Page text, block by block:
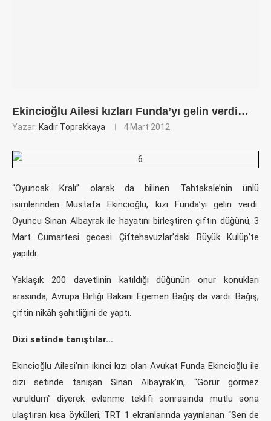
Ekincioğlu Ailesi kızları Funda’yı gelin verdi…
Yazar: Kadir Toprakkaya 4 Mart 2012
“Oyuncak Kralı” olarak da bilinen Tahtakale’nin ünlü
isimlerinden Mustafa Ekincioğlu, kızı Funda’yı gelin verdi.
Oyuncu Sinan Albayrak ile hayatını birleştiren çiftin düğünü, 3
Mart Cumartesi gecesi Çiftehavuzlar’daki Büyük Kulüp’te
yapıldı.
Yaklaşık 200 davetlinin katıldığı düğünün onur konukları
arasında, Avrupa Birliği Bakanı Egemen Bağış da vardı. Bağış,
çiftin nikâh şahitliğini de yaptı.
Dizi setinde tanıştılar…
Ekincioğlu Ailesi’nin ikinci kızı olan Avukat Funda Ekincioğlu ile
dizi setinde tanışan Sinan Albayrak’ın, “Görür görmez
vuruldum” diyerek evlenme teklifi sonrasında mutlu sona
ulaştıran kısa öyküleri, TRT 1 ekranlarında yayınlanan “Sen de